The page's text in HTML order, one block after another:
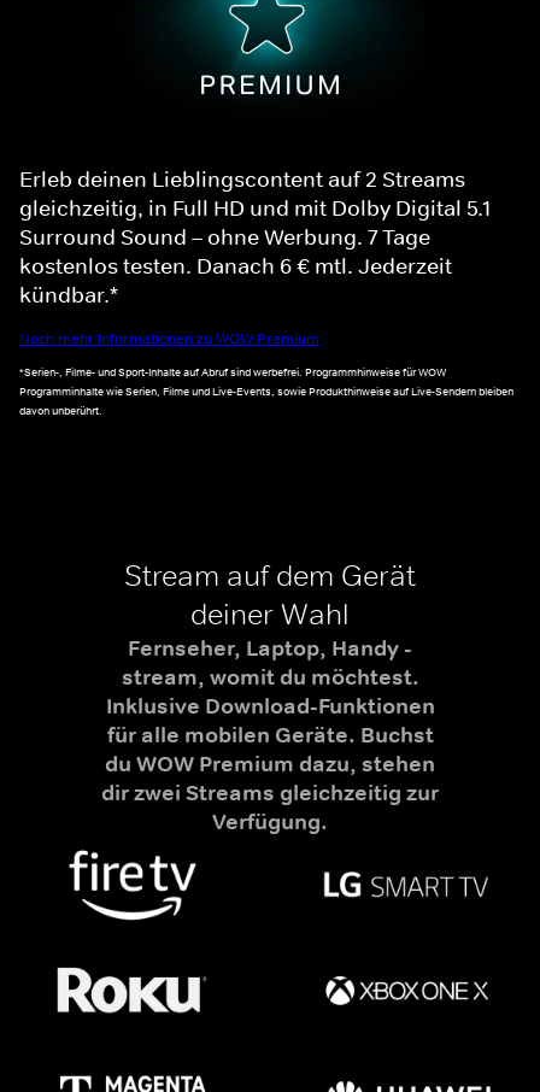
Erleb deinen Lieblingscontent auf 2 Streams
gleichzeitig, in Full HD und mit Dolby Digital 5.1
Surround Sound – ohne Werbung. 7 Tage
kostenlos testen. Danach 6 € mtl. Jederzeit
kündbar.*
Noch mehr Informationen zu WOW Premium
*Serien-, Filme- und Sport-Inhalte auf Abruf sind werbefrei. Programmhinweise für WOW
Programminhalte wie Serien, Filme und Live-Events, sowie Produkthinweise auf Live-Sendern bleiben
davon unberührt.
Stream auf dem Gerät
deiner Wahl
Fernseher, Laptop, Handy -
stream, womit du möchtest.
Inklusive Download-Funktionen
für alle mobilen Geräte. Buchst
du WOW Premium dazu, stehen
dir zwei Streams gleichzeitig zur
Verfügung.